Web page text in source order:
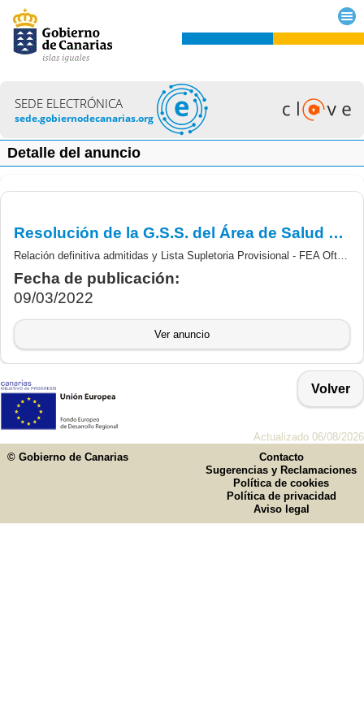
SEDE ELECTRÓNICA
sede.gobiernodecanarias.org
Detalle del anuncio
Resolución de la G.S.S. del Área de Salud de La Palma, por la que se aprueba relación definitiva de aspirantes Admitidas y la Lista Supletoria Provisional - FEA Oftalmología
Relación definitiva admitidas y Lista Supletoria Provisional - FEA Oftalmología.
Fecha de publicación:
09/03/2022
Ver anuncio
Volver
Actualizado 06/08/2026
© Gobierno de Canarias
Contacto
Sugerencias y Reclamaciones
Política de cookies
Política de privacidad
Aviso legal